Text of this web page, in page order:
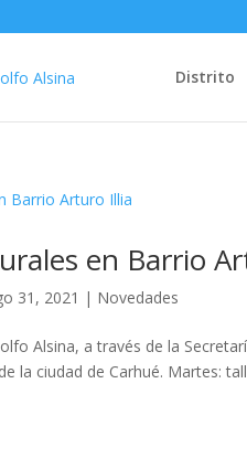
Distrito
en Barrio
31, 2021 | Novedades
Alsina, a través de la
la ciudad de Carhué. Martes: